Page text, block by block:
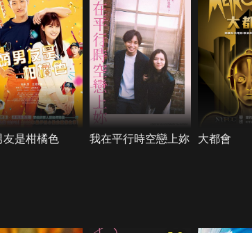
友是柑橘色 我在平行時空戀上妳 大都會